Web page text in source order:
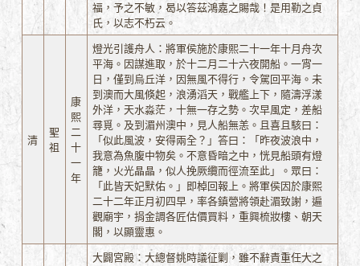
福，予之不敏，曷以答茲鴻嘉之賜哉！是用勒之貞
氏，以志不朽云。
清
聖
祖
康
熙
二
十
一
年
燈光引護舟人：將軍侯施於康熙二十一年十月舟次
平海。因謀進取，於十二月二十六夜開船。一宵一
日，僅到烏丘洋，因無風不得行，令駕回平海。未
到澳而大風倏起，浪湧滔天，戰艦上下，隨濤浮漾
外洋，天水淼茫，十無一存之勢。次早風定，差船
尋覓。及到湄州澳中，見人船無恙。且喜且駭曰：
「似此風波，安得兩全？」答曰：「昨夜波浪中，
我意為魚腹中物矣。不意昏暗之中，恍見船頭有燈
籠，火光晶晶，似人挽厥纜而徑流至此」。眾曰：
「此皆天妃默佑。」即棹回報上。將軍侯因於康熙
二十二年正月初四早，率各鎮營將領赴湄致謝，遍
觀廟宇，捐金調各匠估價買料，重興梳妝樓、朝天
閣，以顯靈惠。
大闢宮殿：大總督姚時議征剿，雖不辭責重任大之